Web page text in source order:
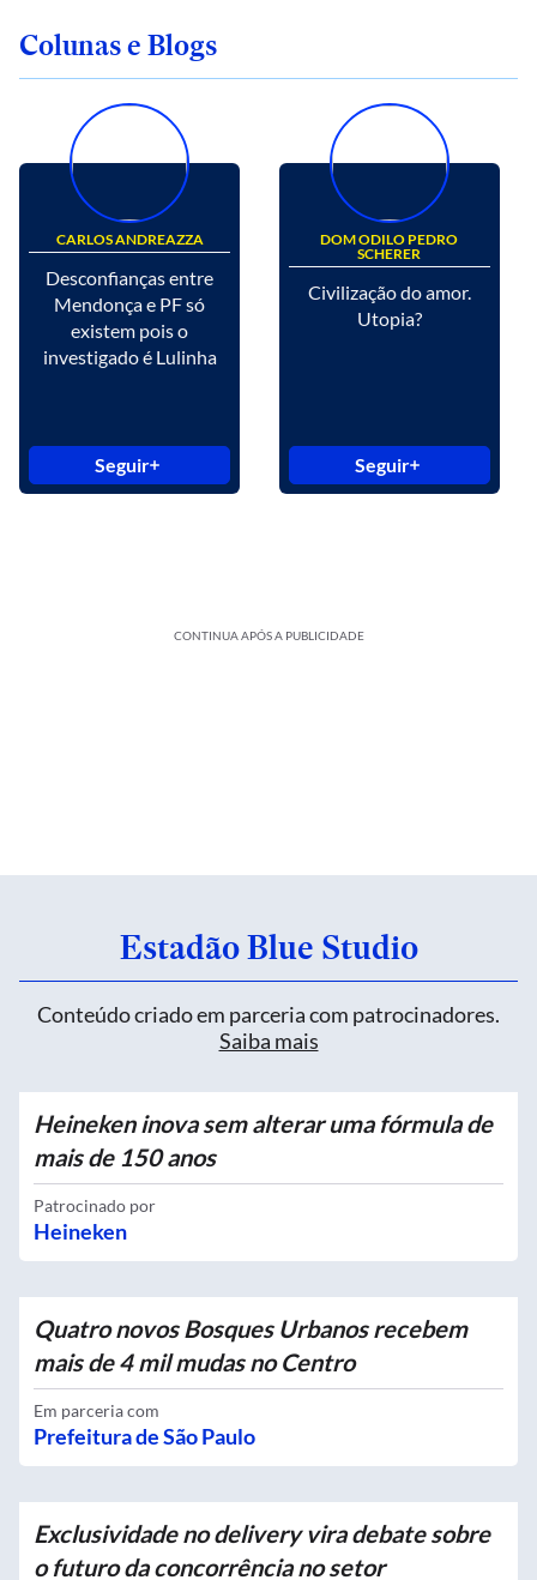
Colunas e Blogs
CARLOS ANDREAZZA
Desconfianças entre
Mendonça e PF só
existem pois o
investigado é Lulinha
Seguir
DOM ODILO PEDRO
SCHERER
Civilização do amor.
Utopia?
Seguir
CONTINUA APÓS A PUBLICIDADE
Estadão Blue Studio
Conteúdo criado em parceria com patrocinadores.
Saiba mais
Heineken inova sem alterar uma fórmula de
mais de 150 anos
Patrocinado por
Heineken
Quatro novos Bosques Urbanos recebem
mais de 4 mil mudas no Centro
Em parceria com
Prefeitura de São Paulo
Exclusividade no delivery vira debate sobre
o futuro da concorrência no setor